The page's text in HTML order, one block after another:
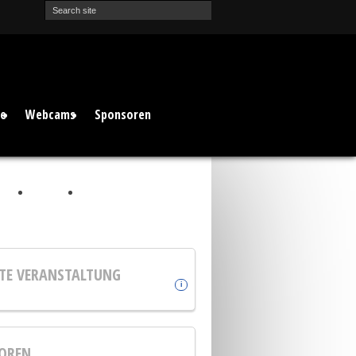
Webcams
Sponsoren
VERANSTALTUNG i